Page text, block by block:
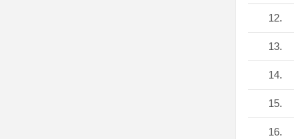
12.
13.
14.
15.
16.